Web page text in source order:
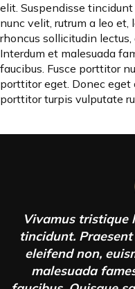
elit. Suspendisse
nunc velit, rutrum a leo
rhoncus sollicitudin
Interdum et malesuada
faucibus. Fusce porttitor
porttitor eget. Donec eget
porttitor turpis vulputate
Vivamus tristique
tincidunt.
eleifend non,
malesuada